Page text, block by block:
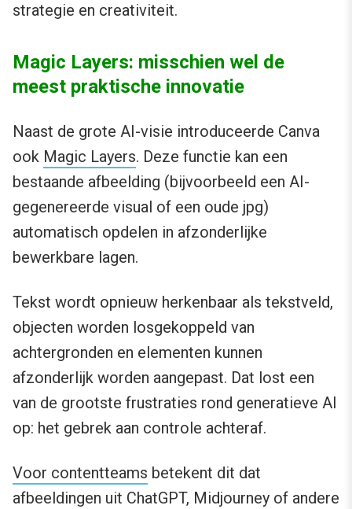
strategie en creativiteit.
Magic Layers: misschien wel de
meest praktische innovatie
Naast de grote AI-visie introduceerde Canva
ook Magic Layers. Deze functie kan een
bestaande afbeelding (bijvoorbeeld een AI-
gegenereerde visual of een oude jpg)
automatisch opdelen in afzonderlijke
bewerkbare lagen.
Tekst wordt opnieuw herkenbaar als tekstveld,
objecten worden losgekoppeld van
achtergronden en elementen kunnen
afzonderlijk worden aangepast. Dat lost een
van de grootste frustraties rond generatieve AI
op: het gebrek aan controle achteraf.
Voor contentteams betekent dit dat
afbeeldingen uit ChatGPT, Midjourney of andere